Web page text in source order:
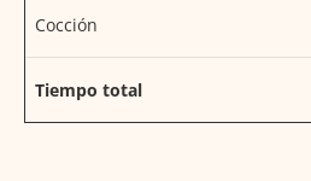
Cocción
Tiempo total